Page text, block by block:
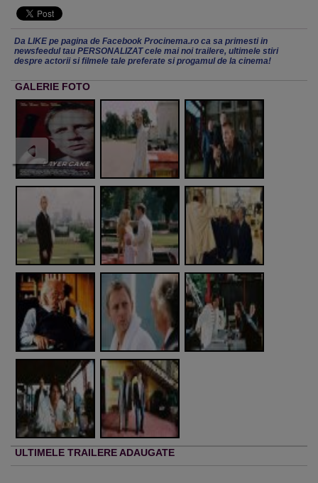
Da LIKE pe pagina de Facebook Procinema.ro ca sa primesti in
newsfeedul tau PERSONALIZAT cele mai noi trailere, ultimele stiri
despre actorii si filmele tale preferate si progamul de la cinema!
GALERIE FOTO
ULTIMELE TRAILERE ADAUGATE